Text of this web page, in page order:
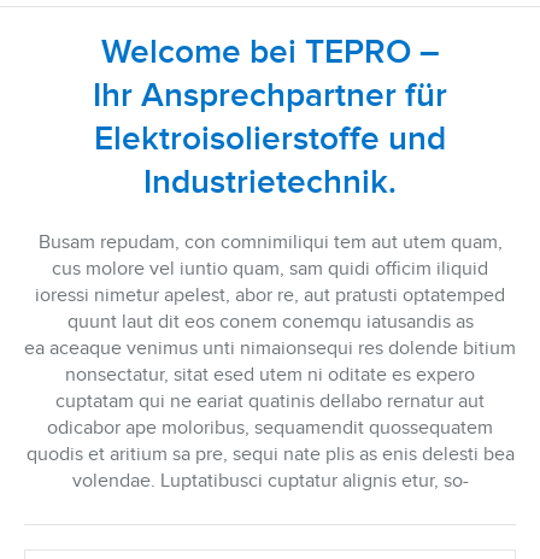
Welcome bei TEPRO –
Ihr Ansprechpartner für
Elektroisolierstoffe und
Industrietechnik.
Busam repudam, con comnimiliqui tem aut utem quam,
cus molore vel iuntio quam, sam quidi officim iliquid
ioressi nimetur apelest, abor re, aut pratusti optatemped
quunt laut dit eos conem conemqu iatusandis as
ea aceaque venimus unti nimaionsequi res dolende bitium
nonsectatur, sitat esed utem ni oditate es expero
cuptatam qui ne eariat quatinis dellabo rernatur aut
odicabor ape moloribus, sequamendit quossequatem
quodis et aritium sa pre, sequi nate plis as enis delesti bea
volendae. Luptatibusci cuptatur alignis etur, so-